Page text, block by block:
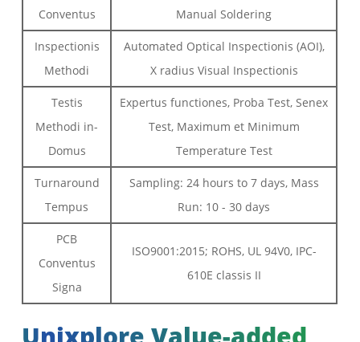
Conventus
Manual Soldering
Inspectionis
Methodi
Automated Optical Inspectionis (AOI),
X radius Visual Inspectionis
Testis
Methodi in-
Domus
Expertus functiones, Proba Test, Senex
Test, Maximum et Minimum
Temperature Test
Turnaround
Tempus
Sampling: 24 hours to 7 days, Mass
Run: 10 - 30 days
PCB
Conventus
Signa
ISO9001:2015; ROHS, UL 94V0, IPC-
610E classis II